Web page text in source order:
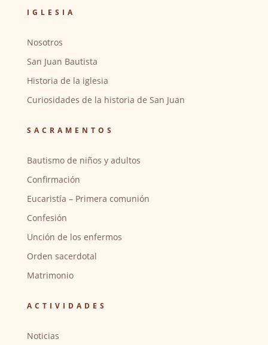
IGLESIA
Nosotros
San Juan Bautista
Historia de la iglesia
Curiosidades de la historia de San Juan
SACRAMENTOS
Bautismo de niños y adultos
Confirmación
Eucaristía – Primera comunión
Confesión
Unción de los enfermos
Orden sacerdotal
Matrimonio
ACTIVIDADES
Noticias